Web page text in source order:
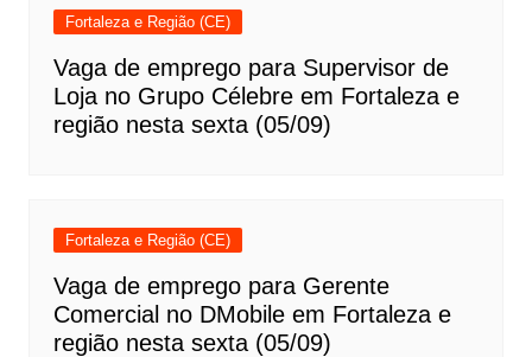
Fortaleza e Região (CE)
Vaga de emprego para Supervisor de
Loja no Grupo Célebre em Fortaleza e
região nesta sexta (05/09)
Fortaleza e Região (CE)
Vaga de emprego para Gerente
Comercial no DMobile em Fortaleza e
região nesta sexta (05/09)